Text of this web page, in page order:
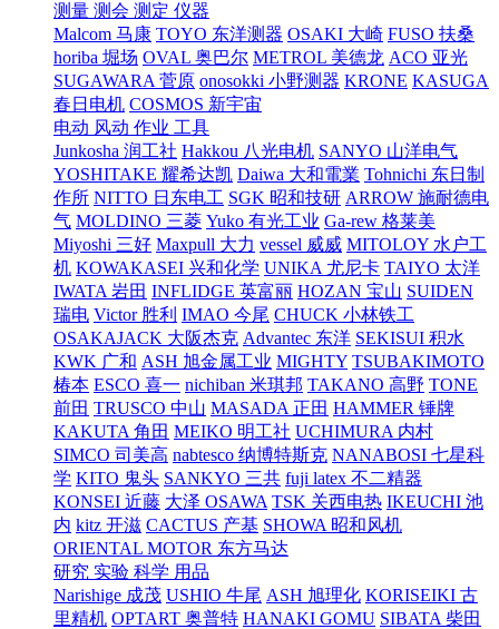
测量 测会 测定 仪器
Malcom 马康 TOYO 东洋测器 OSAKI 大崎 FUSO 扶桑
horiba 堀场 OVAL 奥巴尔 METROL 美德龙 ACO 亚光
SUGAWARA 菅原 onosokki 小野测器 KRONE KASUGA
春日电机 COSMOS 新宇宙
电动 风动 作业 工具
Junkosha 润工社 Hakkou 八光电机 SANYO 山洋电气
YOSHITAKE 耀希达凯 Daiwa 大和電業 Tohnichi 东日制
作所 NITTO 日东电工 SGK 昭和技研 ARROW 施耐德电
气 MOLDINO 三菱 Yuko 有光工业 Ga-rew 格莱美
Miyoshi 三好 Maxpull 大力 vessel 威威 MITOLOY 水户工
机 KOWAKASEI 兴和化学 UNIKA 尤尼卡 TAIYO 太洋
IWATA 岩田 INFLIDGE 英富丽 HOZAN 宝山 SUIDEN
瑞电 Victor 胜利 IMAO 今尾 CHUCK 小林铁工
OSAKAJACK 大阪杰克 Advantec 东洋 SEKISUI 积水
KWK 广和 ASH 旭金属工业 MIGHTY TSUBAKIMOTO
椿本 ESCO 喜一 nichiban 米琪邦 TAKANO 高野 TONE
前田 TRUSCO 中山 MASADA 正田 HAMMER 锤牌
KAKUTA 角田 MEIKO 明工社 UCHIMURA 内村
SIMCO 司美高 nabtesco 纳博特斯克 NANABOSI 七星科
学 KITO 鬼头 SANKYO 三共 fuji latex 不二精器
KONSEI 近藤 大泽 OSAWA TSK 关西电热 IKEUCHI 池
内 kitz 开滋 CACTUS 产基 SHOWA 昭和风机
ORIENTAL MOTOR 东方马达
研究 实验 科学 用品
Narishige 成茂 USHIO 牛尾 ASH 旭理化 KORISEIKI 古
里精机 OPTART 奥普特 HANAKI GOMU SIBATA 柴田